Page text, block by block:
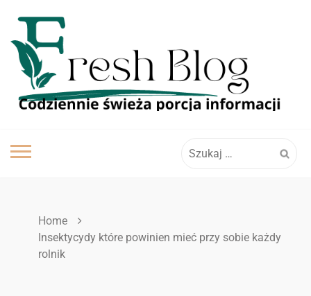
content
Home
Insektycydy które powinien mieć przy sobie każdy
rolnik